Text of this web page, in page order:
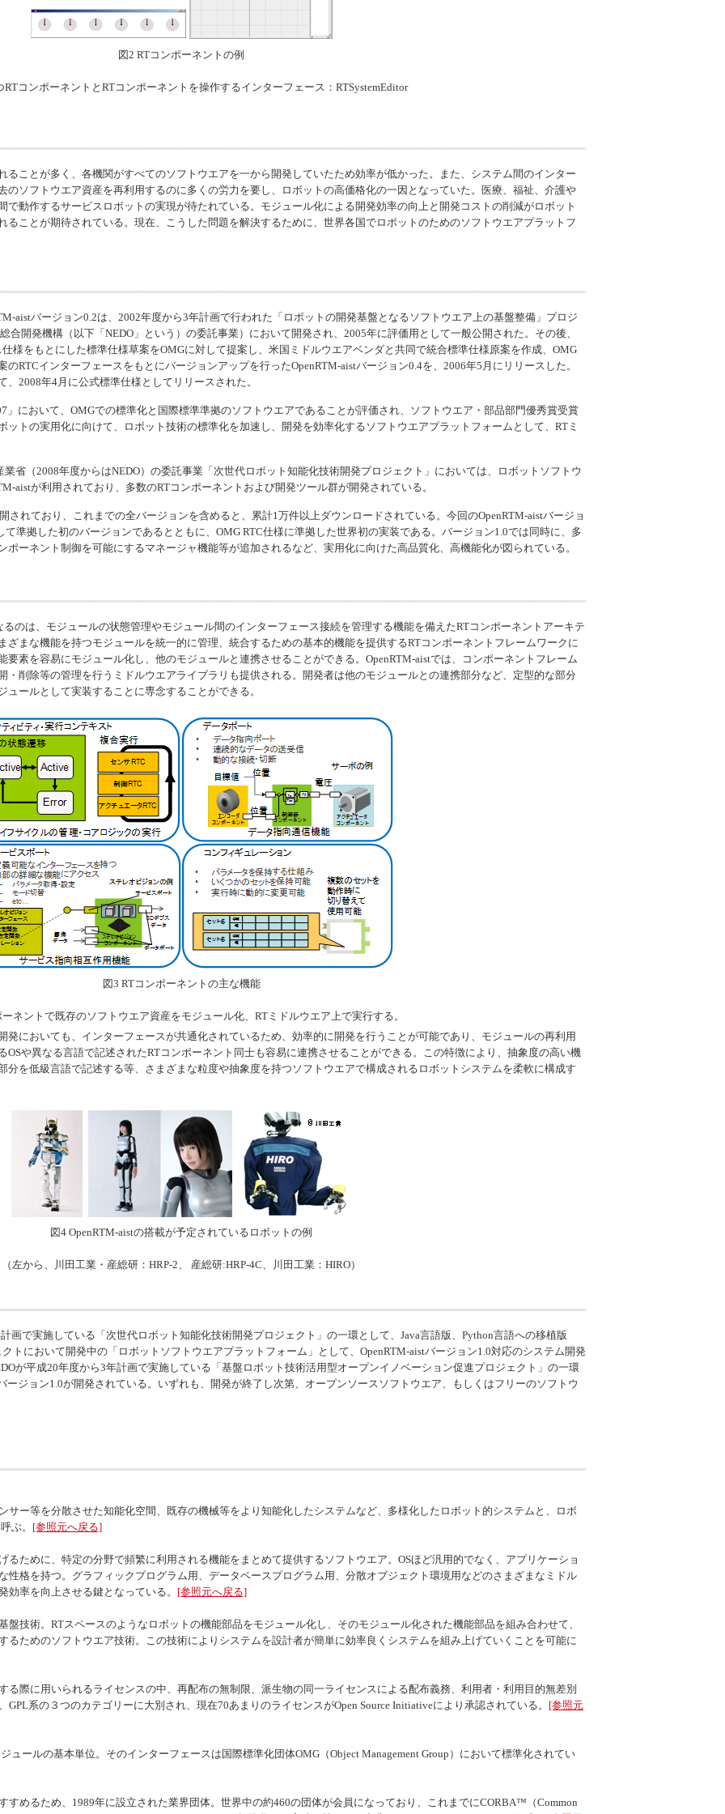
図2 RTコンポーネントの例
RTコンポーネントとRTコンポーネントを操作するインターフェース： RTSystemEditor
ことが多く、各機関がすべてのソフトウエアを一から開発していたため効率が低かった。また、システム間のインター
のソフトウエア資産を再利用するのに多くの労力を要し、ロボットの高価格化の一因となっていた。医療、福祉、介護や
で動作するサービスロボットの実現が待たれている。モジュール化による開発効率の向上と開発コストの削減がロボット
ることが期待されている。現在、こうした問題を解決するために、世界各国でロボットのためのソフトウエアプラットフ
aistバージョン0.2は、2002年度から3年計画で行われた「ロボットの開発基盤となるソフトウエア上の基盤整備」プロジ
合開発機構（以下「NEDO」という）の委託事業）において開発され、2005年に評価用として一般公開された。その後、
様をもとにした標準仕様草案をOMGに対して提案し、米国ミドルウエアベンダと共同で統合標準仕様原案を作成、OMG
RTCインターフェースをもとにバージョンアップを行ったOpenRTM-aistバージョン0.4を、2006年5月にリリースした。
2008年4月に公式標準仕様としてリリースされた。
」において、OMGでの標準化と国際標準準拠のソフトウエアであることが評価され、ソフトウエア・部品部門優秀賞受賞
トの実用化に向けて、ロボット技術の標準化を加速し、開発を効率化するソフトウエアプラットフォームとして、RTミ
（2008年度からはNEDO）の委託事業「次世代ロボット知能化技術開発プロジェクト」においては、ロボットソフトウ
aistが利用されており、多数のRTコンポーネントおよび開発ツール群が開発されている。
されており、これまでの全バージョンを含めると、累計1万件以上ダウンロードされている。今回のOpenRTM-aistバージョ
て準拠した初のバージョンであるとともに、OMG RTC仕様に準拠した世界初の実装である。バージョン1.0では同時に、多
ーネント制御を可能にするマネージャ機能等が追加されるなど、実用化に向けた高品質化、高機能化が図られている。
るのは、モジュールの状態管理やモジュール間のインターフェース接続を管理する機能を備えたRTコンポーネントアーキテ
まな機能を持つモジュールを統一的に管理、統合するための基本的機能を提供するRTコンポーネントフレームワークに
素を容易にモジュール化し、他のモジュールと連携させることができる。 OpenRTM-aistでは、コンポーネントフレーム
・削除等の管理を行うミドルウエアライブラリも提供される。開発者は他のモジュールとの連携部分など、定型的な部分
ールとして実装することに専念することができる。
図3 RTコンポーネントの主な機能
ネントで既存のソフトウエア資産をモジュール化、RTミドルウエア上で実行する。
においても、インターフェースが共通化されているため、効率的に開発を行うことが可能であり、モジュールの再利用
や異なる言語で記述されたRTコンポーネント同士も容易に連携させることができる。この特徴により、抽象度の高い機
分を低級言語で記述する等、さまざまな粒度や抽象度を持つソフトウエアで構成されるロボットシステムを柔軟に構成す
図4 OpenRTM-aistの搭載が予定されているロボットの例
（左から、川田工業・産総研：HRP-2、 産総研:HRP-4C、川田工業：HIRO）
で実施している「次世代ロボット知能化技術開発プロジェクト」の一環として、 Java言語版、 Python言語への移植版
トにおいて開発中の「ロボットソフトウエアプラットフォーム」として、 OpenRTM-aistバージョン1.0対応のシステム開発
が平成20年度から3年計画で実施している「基盤ロボット技術活用型オープンイノベーション促進プロジェクト」の一環
ージョン1.0が開発されている。いずれも、開発が終了し次第、オープンソースソフトウエア、もしくはフリーのソフトウ
サー等を分散させた知能化空間、既存の機械等をより知能化したシステムなど、多様化したロボット的システムと、ロボ
ぶ。 [参照元へ戻る]
るために、特定の分野で頻繁に利用される機能をまとめて提供するソフトウエア。OSほど汎用的でなく、アプリケーショ
性格を持つ。グラフィックプログラム用、データベースプログラム用、分散オブジェクト環境用などのさまざまなミドル
率を向上させる鍵となっている。 [参照元へ戻る]
盤技術。RTスペースのようなロボットの機能部品をモジュール化し、そのモジュール化された機能部品を組み合わせて、
るためのソフトウエア技術。この技術によりシステムを設計者が簡単に効率良くシステムを組み上げていくことを可能に
る際に用いられるライセンスの中、再配布の無制限、派生物の同一ライセンスによる配布義務、利用者・利用目的無差別
GPL系の３つのカテゴリーに大別され、現在70あまりのライセンスがOpen Source Initiativeにより承認されている。 [参照元
ュールの基本単位。そのインターフェースは国際標準化団体OMG（Object Management Group ）において標準化されてい
すめるため、1989年に設立された業界団体。世界中の約460の団体が会員になっており、これまでにCORBA™（Common